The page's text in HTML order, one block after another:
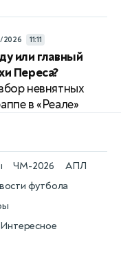
2026 11:11
или главный
Переса?
невнятных
в «Реале»
футбола
ЧМ-2026 АПЛ
Интересное